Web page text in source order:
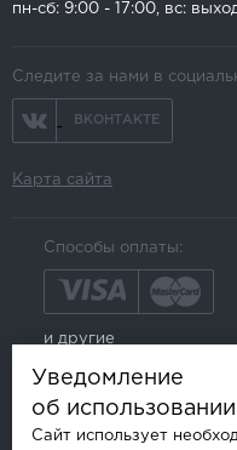
пн-сб: 9:00 - 17:00, вс:
Следите за нами в
ВКОНТАКТЕ
Карта сайта
Способы оплаты:
и другие
Уведомление
об
Сайт использует